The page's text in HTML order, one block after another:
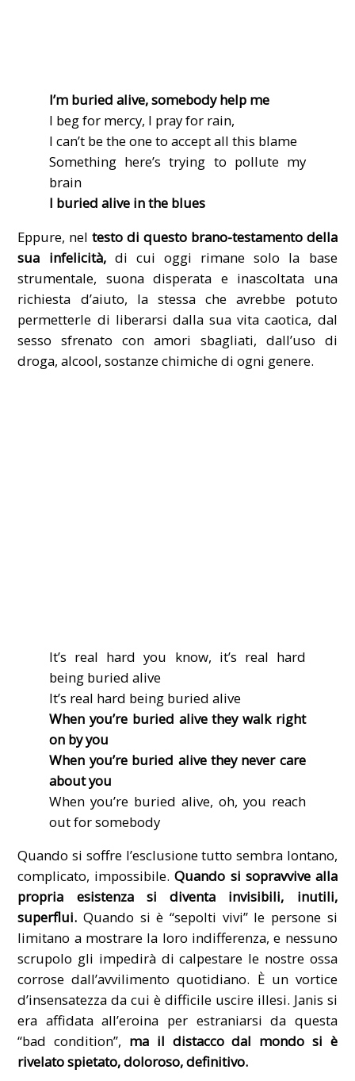
I’m buried alive, somebody help me
I beg for mercy, I pray for rain,
I can’t be the one to accept all this blame
Something here’s trying to pollute my
brain
I buried alive in the blues
Eppure, neltesto di questo brano-testamento della
sua infelicità,di cui oggi rimane solo la base
strumentale, suona disperata e inascoltata una
richiesta d’aiuto, la stessa che avrebbe potuto
permetterle di liberarsi dalla sua vita caotica, dal
sesso sfrenato con amori sbagliati, dall’uso di
droga,alcool, sostanze chimiche di ogni genere.
It’s real hard you know, it’s real hard
being buried alive
It’s real hard being buried alive
When you’re buried alive they walk right
on by you
When you’re buried alive they never care
about you
When you’re buried alive, oh, you reach
out for somebody
Quando si soffre l’esclusione tutto sembra lontano,
complicato, impossibile.Quando si sopravvive alla
propria esistenza si diventa invisibili, inutili,
superflui. Quando si è “sepolti vivi” le persone si
limitano a mostrare la loro indifferenza, e nessuno
scrupolo gli impedirà di calpestare le nostre ossa
corrose dall’avvilimento quotidiano. È un vortice
d’insensatezza da cui è difficile uscire illesi. Janis si
era affidata all’eroina per estraniarsi da questa
“bad condition”, ma il distacco dal mondo si è
rivelato spietato, doloroso, definitivo.